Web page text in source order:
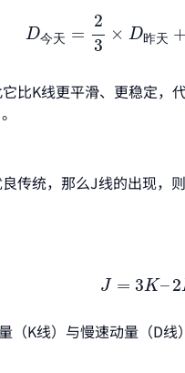
D今天 =
2
3
× D昨天 +
23
比K线更平滑、更稳定
传统，那么J线的出现，
J = 3K–2
J= 3K– D
（K线）与慢速动量（D